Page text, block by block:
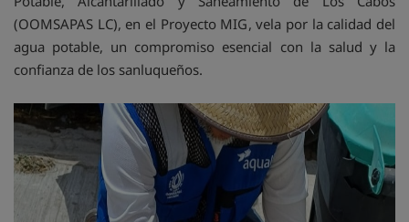
(OOMSAPAS LC), en el Proyecto MIG, vela por la calidad del
agua potable, un compromiso esencial con la salud y la
confianza de los sanluqueños.